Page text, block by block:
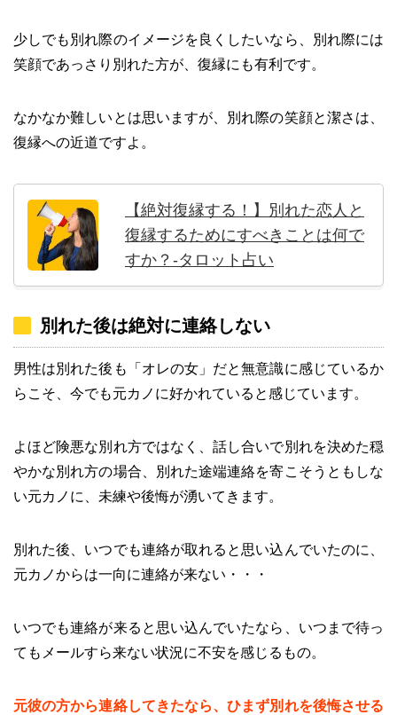
少しでも別れ際のイメージを良くしたいなら、別れ際には
笑顔であっさり別れた方が、復縁にも有利です。
なかなか難しいとは思いますが、別れ際の笑顔と潔さは、
復縁への近道ですよ。
【絶対復縁する！】別れた恋人と
復縁するためにすべきことは何で
すか？-タロット占い
別れた後は絶対に連絡しない
男性は別れた後も「オレの女」だと無意識に感じているか
らこそ、今でも元カノに好かれていると感じています。
よほど険悪な別れ方ではなく、話し合いで別れを決めた穏
やかな別れ方の場合、別れた途端連絡を寄こそうともしな
い元カノに、未練や後悔が湧いてきます。
別れた後、いつでも連絡が取れると思い込んでいたのに、
元カノからは一向に連絡が来ない・・・
いつでも連絡が来ると思い込んでいたなら、いつまで待っ
てもメールすら来ない状況に不安を感じるもの。
元彼の方から連絡してきたなら、ひまず別れを後悔させる